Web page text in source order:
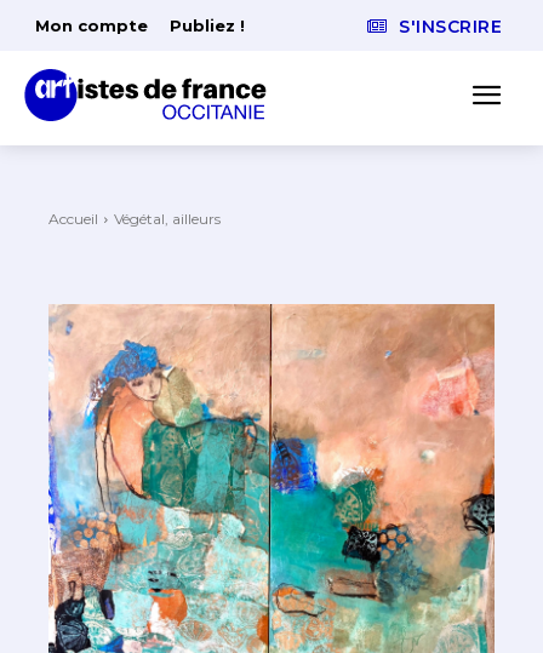
Mon compte Publiez ! S'INSCRIRE
Accueil Végétal, ailleurs